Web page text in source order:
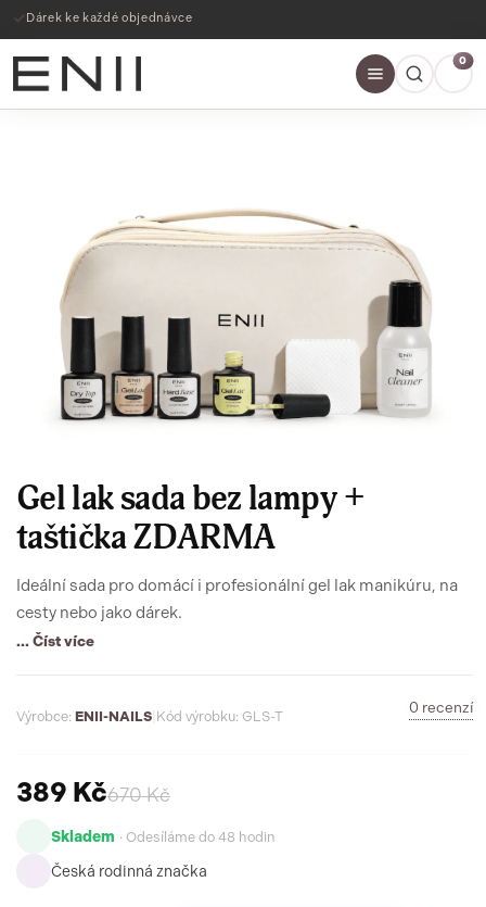
Dárek ke každé objednávce
0
Gel lak sada bez lampy +
taštička ZDARMA
Ideální sada pro domácí i profesionální gel lak manikúru, na
cesty nebo jako dárek.
... Číst více
Výrobce: ENII-NAILS Kód výrobku: GLS-T
0 recenzí
389 Kč670 Kč
Skladem · Odesíláme do 48 hodin
Česká rodinná značka